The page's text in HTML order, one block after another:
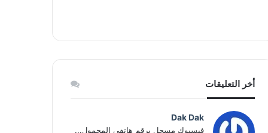
أخر التعليقات
Dak Dak
فيسبوك مسجل برقم هاتفي المحمول...